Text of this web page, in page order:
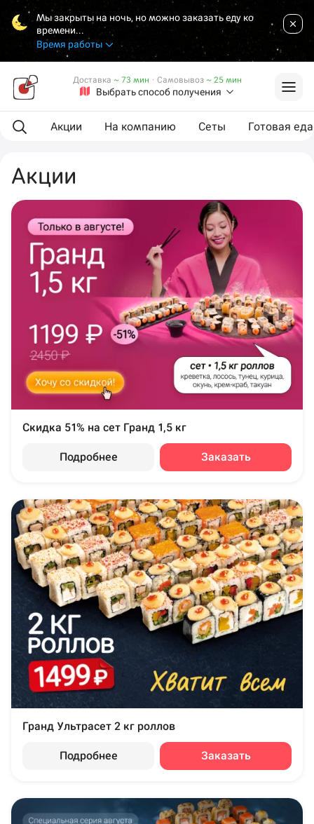
Мы закрыты на ночь, но можно заказать еду ко
времени...
Время работы
Выбрать способ получения
Доставка ~ 73 мин · Самовывоз ~ 25 мин
Акции На компанию Сеты Готовая еда
Акции
Скидка 51% на сет Гранд 1,5 кг
Подробнее Заказать
Гранд Ультрасет 2 кг роллов
Подробнее Заказать